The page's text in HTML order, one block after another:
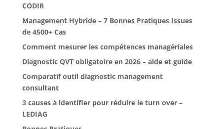
CODIR
Management Hybride – 7 Bonnes Pratiques Issues
de 4500+ Cas
Comment mesurer les compétences managériales
Diagnostic QVT obligatoire en 2026 – aide et guide
Comparatif outil diagnostic management
consultant
3 causes à identifier pour réduire le turn over –
LEDIAG